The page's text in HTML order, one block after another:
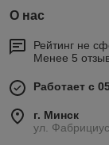
О нас
Рейтинг не
Менее 5
Работает с
г. Минск
ул.